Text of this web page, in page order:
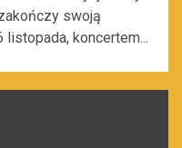
swoją
listopada, koncertem...